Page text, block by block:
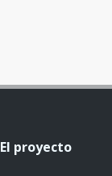
El proyecto